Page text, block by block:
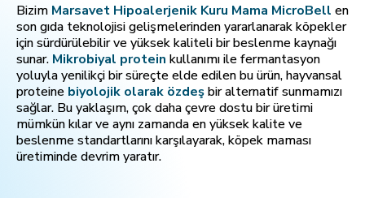
Bizim Marsavet Hipoalerjenik Kuru Mama MicroBell en
son gıda teknolojisi gelişmelerinden yararlanarak köpekler
için sürdürülebilir ve yüksek kaliteli bir beslenme kaynağı
sunar. Mikrobiyal protein kullanımı ile fermantasyon
yoluyla yenilikçi bir süreçte elde edilen bu ürün, hayvansal
proteine biyolojik olarak özdeşbir alternatif sunmamızı
sağlar. Bu yaklaşım, çok daha çevre dostu bir üretimi
mümkün kılar ve aynı zamanda en yüksek kalite ve
beslenme standartlarını karşılayarak, köpek maması
üretiminde devrim yaratır.